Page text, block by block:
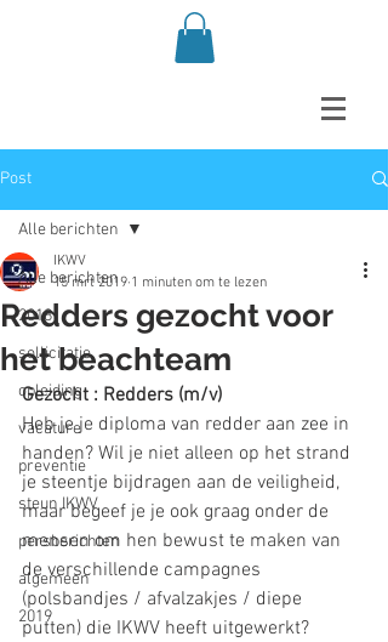
Post
Alle berichten
2018
sollicitatie
opleiding
vacature
preventie
steun IKWV
persberichten
algemeen
2019
Alle berichten
Redders gezocht voor
het beachteam
IKWV
15 mrt 2019 1 minuten om te lezen
Gezocht : Redders (m/v)
Heb je je diploma van redder aan zee in
handen? Wil je niet alleen op het strand
je steentje bijdragen aan de veiligheid,
maar begeef je je ook graag onder de
mensen om hen bewust te maken van
de verschillende campagnes
(polsbandjes / afvalzakjes / diepe
putten) die IKWV heeft uitgewerkt?